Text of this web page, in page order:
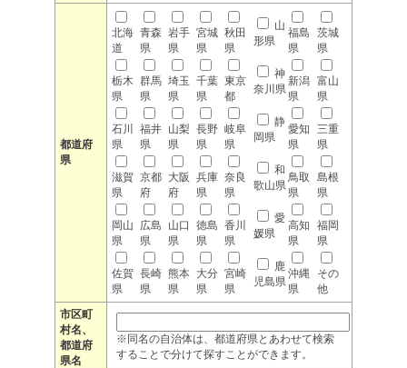
都道府
県
北海
道
青森
県
岩手
県
宮城
県
秋田
県
山
形県
福島
県
茨城
県
栃木
県
群馬
県
埼玉
県
千葉
県
東京
都
神
奈川県
新潟
県
富山
県
石川
県
福井
県
山梨
県
長野
県
岐阜
県
静
岡県
愛知
県
三重
県
滋賀
県
京都
府
大阪
府
兵庫
県
奈良
県
和
歌山県
鳥取
県
島根
県
岡山
県
広島
県
山口
県
徳島
県
香川
県
愛
媛県
高知
県
福岡
県
佐賀
県
長崎
県
熊本
県
大分
県
宮崎
県
鹿
児島県
沖縄
県
その
他
市区町
村名、
都道府
県名
※同名の自治体は、都道府県とあわせて検索
することで分けて探すことができます。